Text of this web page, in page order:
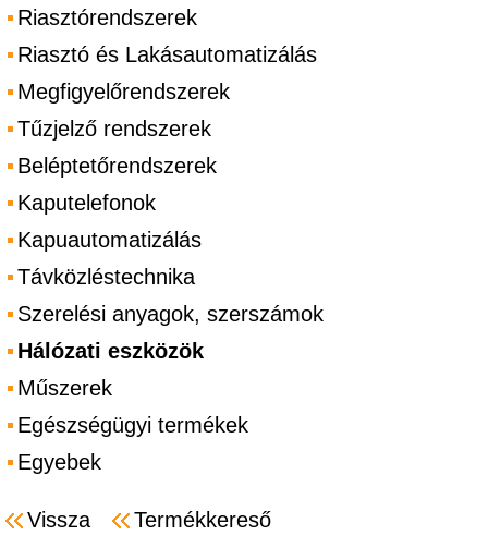
Riasztórendszerek
Riasztó és Lakásautomatizálás
Megfigyelőrendszerek
Tűzjelző rendszerek
Beléptetőrendszerek
Kaputelefonok
Kapuautomatizálás
Távközléstechnika
Szerelési anyagok, szerszámok
Hálózati eszközök
Műszerek
Egészségügyi termékek
Egyebek
Vissza Termékkereső